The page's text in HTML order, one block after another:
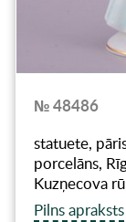
№ 48486
statuete,
porcelāns,
Kuzņecova
Pilns apraksts